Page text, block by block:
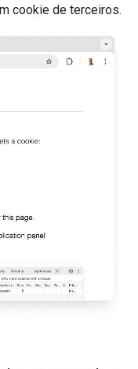
cookie de terceiros.